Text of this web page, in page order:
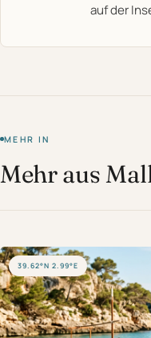
auf der
MEHR IN
Mehr aus
39.62°N 2.99°E